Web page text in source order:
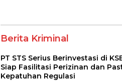
Berita Kriminal
PT STS Serius Berinvestasi di
Siap Fasilitasi Perizinan dan
Kepatuhan Regulasi